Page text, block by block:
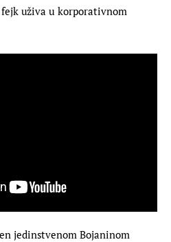
uživa u korporativnom
jedinstvenom Bojaninom